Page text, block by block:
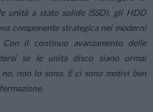
unità a stato solido (SSD), gli HDD
componente strategica nei moderni
il continuo avanzamento delle
se le unità disco siano ormai
non lo sono. E ci sono motivi ben